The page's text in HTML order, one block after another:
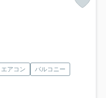
エアコン
バルコニー